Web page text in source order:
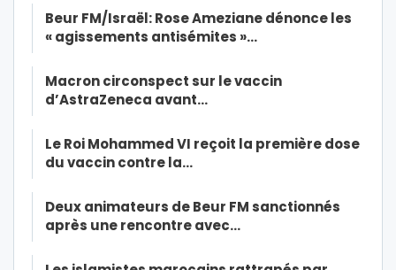
Beur FM/Israël: Rose Ameziane dénonce les
« agissements antisémites »…
Macron circonspect sur le vaccin
d’AstraZeneca avant…
Le Roi Mohammed VI reçoit la première dose
du vaccin contre la…
Deux animateurs de Beur FM sanctionnés
après une rencontre avec…